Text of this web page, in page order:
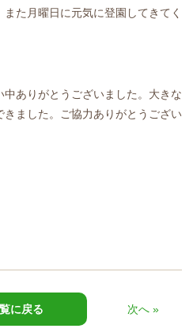
た月曜日に元気に登園してきてく
ありがとうございました。大きな
ました。ご協力ありがとうござい
に戻る 次へ »